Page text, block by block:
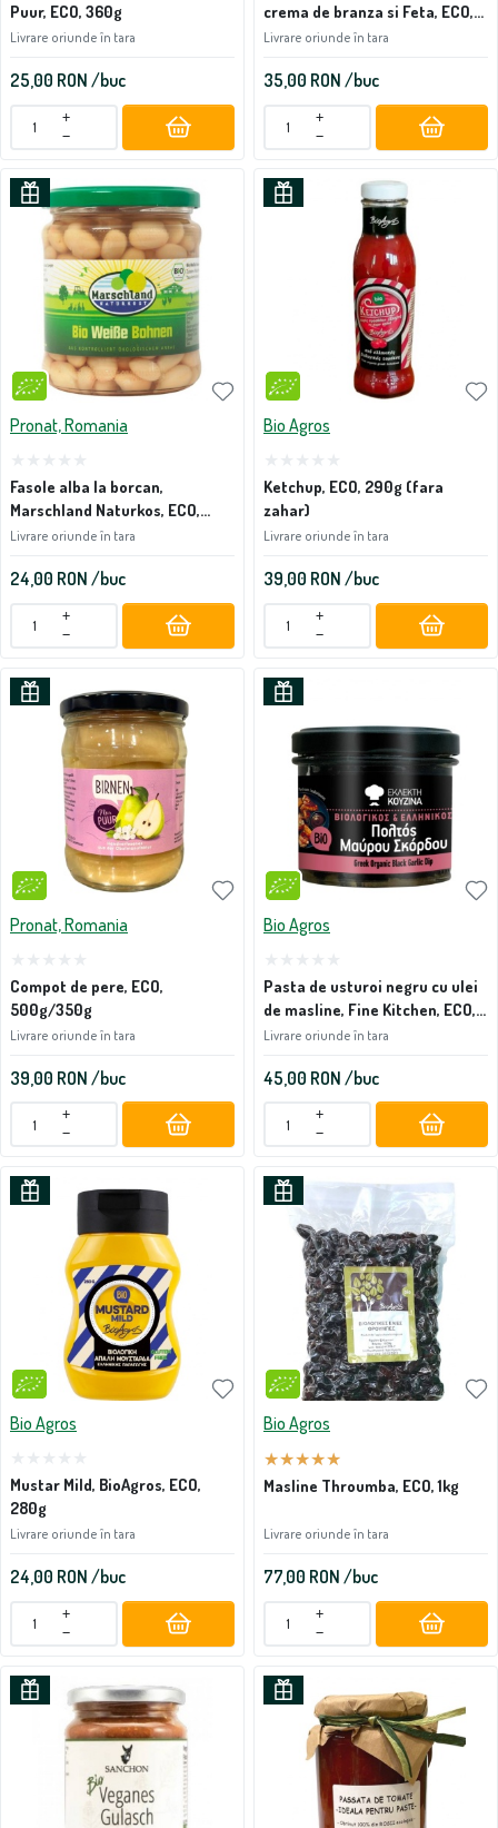
Puur, ECO, 360g
Livrare oriunde în tara
25,00 RON /buc
+
−
crema de branza si Feta, ECO,
200g
Livrare oriunde în tara
35,00 RON /buc
+
−
Pronat, Romania
Fasole alba la borcan,
Marschland Naturkos, ECO,
330g
Livrare oriunde în tara
24,00 RON /buc
+
−
Bio Agros
Ketchup, ECO, 290g (fara
zahar)
Livrare oriunde în tara
39,00 RON /buc
+
−
Pronat, Romania
Compot de pere, ECO,
500g/350g
Livrare oriunde în tara
39,00 RON /buc
+
−
Bio Agros
Pasta de usturoi negru cu ulei
de masline, Fine Kitchen, ECO,
100g
Livrare oriunde în tara
45,00 RON /buc
+
−
Bio Agros
Mustar Mild, BioAgros, ECO,
280g
Livrare oriunde în tara
24,00 RON /buc
+
−
Bio Agros
Masline Throumba, ECO, 1kg
Livrare oriunde în tara
77,00 RON /buc
+
−